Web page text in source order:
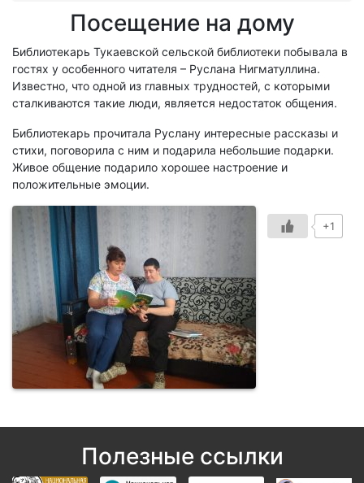
Посещение на дому
Библиотекарь Тукаевской сельской библиотеки побывала в
гостях у особенного читателя – Руслана Нигматуллина.
Известно, что одной из главных трудностей, с которыми
сталкиваются такие люди, является недостаток общения.
Библиотекарь прочитала Руслану интересные рассказы и
стихи, поговорила с ним и подарила небольшие подарки.
Живое общение подарило хорошее настроение и
положительные эмоции.
+1
Полезные ссылки